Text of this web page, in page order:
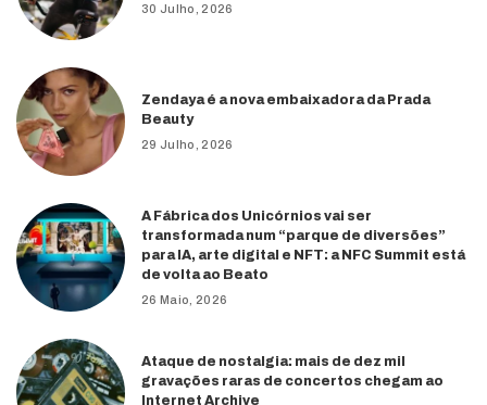
30 Julho, 2026
Zendaya é a nova embaixadora da Prada
Beauty
29 Julho, 2026
A Fábrica dos Unicórnios vai ser
transformada num “parque de diversões”
para IA, arte digital e NFT: a NFC Summit está
de volta ao Beato
26 Maio, 2026
Ataque de nostalgia: mais de dez mil
gravações raras de concertos chegam ao
Internet Archive